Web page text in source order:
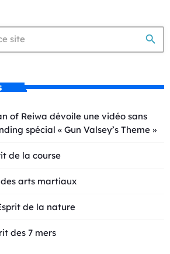
search
of Reiwa dévoile une vidéo sans
spécial « Gun Valsey’s Theme »
de la course
arts martiaux
de la nature
des 7 mers